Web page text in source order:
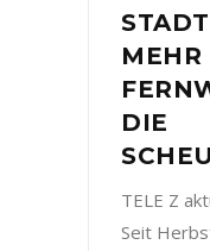
DIE
TELE Z
Seit